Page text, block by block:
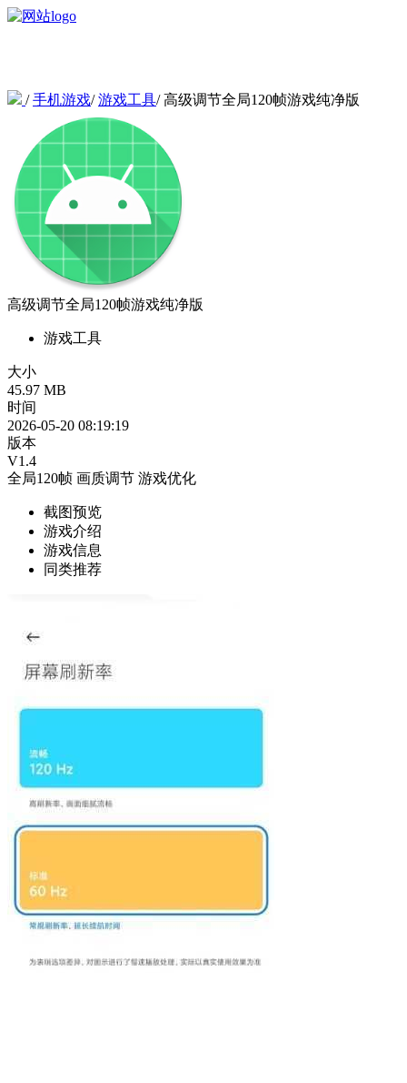
/手机游戏/游戏工具/高级调节全局120帧游戏纯净版
高级调节全局120帧游戏纯净版
游戏工具
大小
45.97 MB
时间
2026-05-20 08:19:19
版本
V1.4
全局120帧 画质调节 游戏优化
截图预览
游戏介绍
游戏信息
同类推荐